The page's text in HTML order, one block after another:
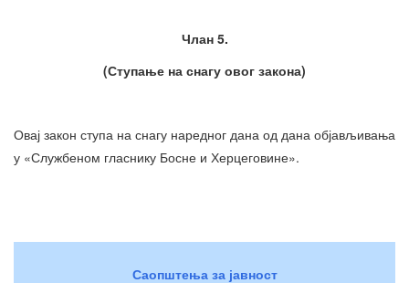
Члан 5.
(Ступање на снагу овог закона)
Овај закон ступа на снагу наредног дана од дана објављивања
у «Службеном гласнику Босне и Херцеговине».
Саопштења за јавност